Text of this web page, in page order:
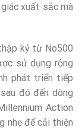
xuất sắc mà
kỷ từ No500
sử dụng rộng
phát triển tiếp
đó đến dòng
Action
nhẹ để cải thiện